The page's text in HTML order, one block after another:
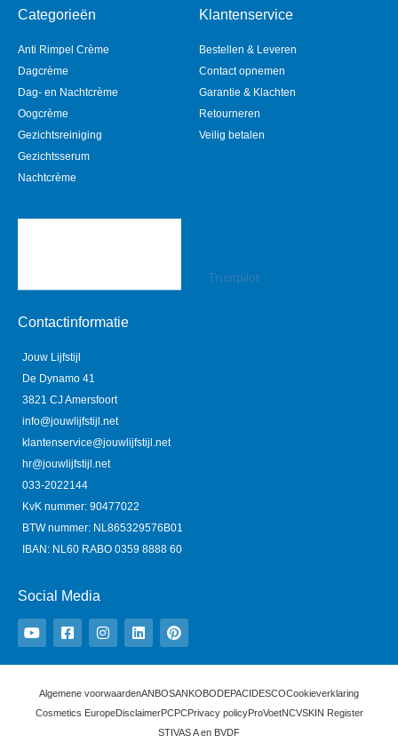
Categorieën
Anti Rimpel Crème
Dagcrème
Dag- en Nachtcrème
Oogcrème
Gezichtsreiniging
Gezichtsserum
Nachtcrème
Klantenservice
Bestellen & Leveren
Contact opnemen
Garantie & Klachten
Retourneren
Veilig betalen
Trustpilot
Contactinformatie
Jouw Lijfstijl
De Dynamo 41
3821 CJ Amersfoort
info@jouwlijfstijl.net
klantenservice@jouwlijfstijl.net
hr@jouwlijfstijl.net
033-2022144
KvK nummer: 90477022
BTW nummer: NL865329576B01
IBAN: NL60 RABO 0359 8888 60
Social Media
o
u
t
u
a
c
e
b
o
k
-
n
s
t
a
r
m
i
n
k
e
i
n
i
n
t
e
e
s
t
Algemene voorwaardenANBOSANKOBODEPACIDESCOCookieverklaring
Cosmetics EuropeDisclaimerPCPCPrivacy policyProVoetNCVSKIN Register
STIVAS A en BVDF